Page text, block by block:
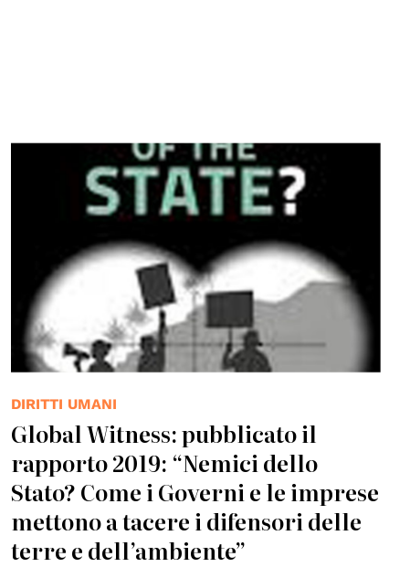
DIRITTI UMANI
Global Witness: pubblicato il
rapporto 2019: “Nemici dello
Stato? Come i Governi e le imprese
mettono a tacere i difensori delle
terre e dell’ambiente”